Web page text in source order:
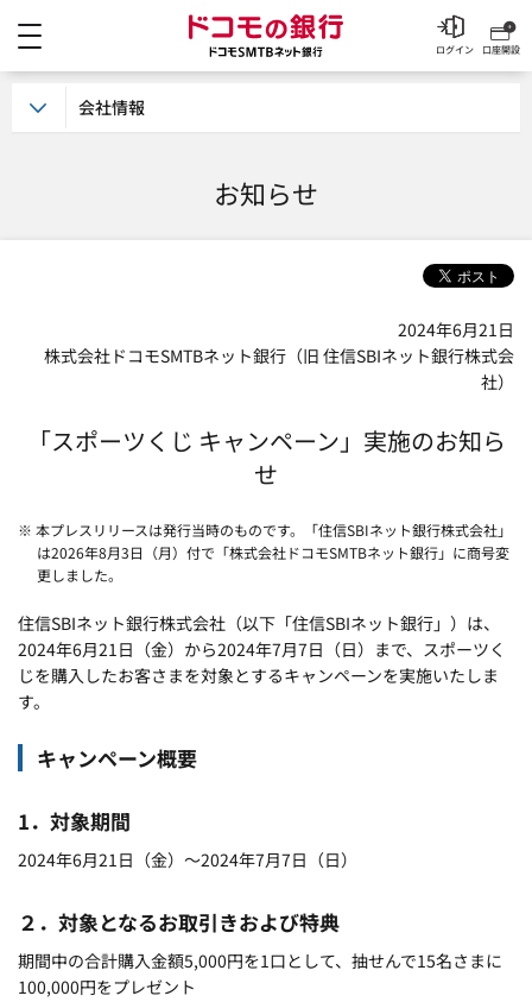
ドコモの銀行 ドコモ
口座開設
ログイン
お知らせ
2024年6月21日
株式会社ドコモSMTBネット銀行（旧 住信SBIネット銀行株式会
社）
「スポーツくじ キャンペーン」実施のお知ら
せ
※ 本プレスリリースは発行当時のものです。「住信SBIネット銀行株式会社」
は2026年8月3日（月）付で「株式会社ドコモSMTBネット銀行」に商号変
更しました。
住信SBIネット銀行株式会社（以下「住信SBIネット銀行」）は、
2024年6月21日（金）から2024年7月7日（日）まで、スポーツく
じを購入したお客さまを対象とするキャンペーンを実施いたしま
す。
キャンペーン概要
1．対象期間
2024年6月21日（金）～2024年7月7日（日）
２．対象となるお取引きおよび特典
期間中の合計購入金額5,000円を1口として、抽せんで15名さまに
100,000円をプレゼント
会社情報